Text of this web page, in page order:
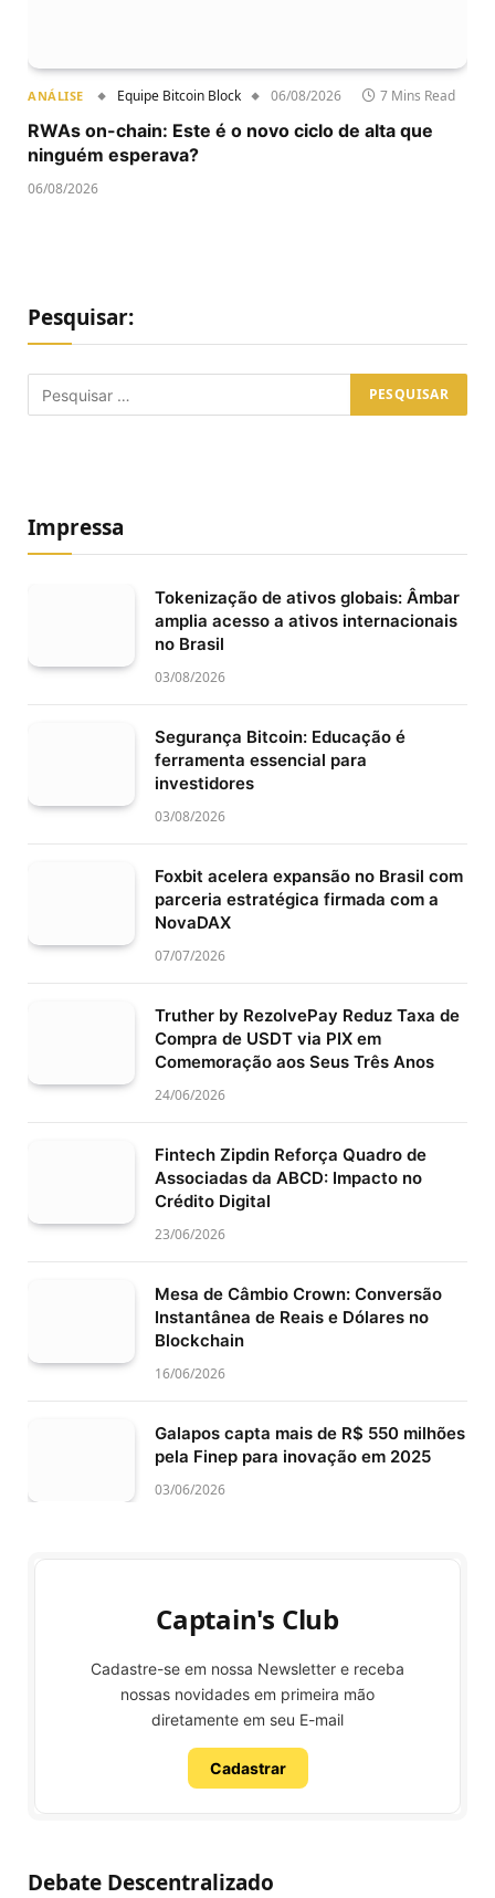
ANÁLISE Equipe Bitcoin Block 06/08/2026 7 Mins Read
RWAs on-chain: Este é o novo ciclo de alta que
ninguém esperava?
06/08/2026
Pesquisar:
Impressa
Tokenização de ativos globais: Âmbar
amplia acesso a ativos internacionais
no Brasil
03/08/2026
Segurança Bitcoin: Educação é
ferramenta essencial para
investidores
03/08/2026
Foxbit acelera expansão no Brasil com
parceria estratégica firmada com a
NovaDAX
07/07/2026
Truther by RezolvePay Reduz Taxa de
Compra de USDT via PIX em
Comemoração aos Seus Três Anos
24/06/2026
Fintech Zipdin Reforça Quadro de
Associadas da ABCD: Impacto no
Crédito Digital
23/06/2026
Mesa de Câmbio Crown: Conversão
Instantânea de Reais e Dólares no
Blockchain
16/06/2026
Galapos capta mais de R$ 550 milhões
pela Finep para inovação em 2025
03/06/2026
Captain's Club
Cadastre-se em nossa Newsletter e receba
nossas novidades em primeira mão
diretamente em seu E-mail
Cadastrar
Debate Descentralizado